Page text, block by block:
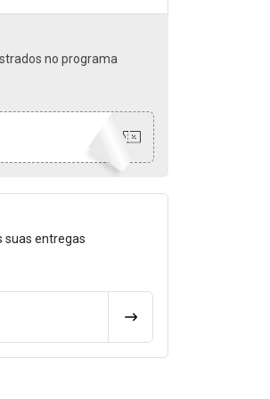
no programa
o Frete
suas entregas
CALCULAR FRETE